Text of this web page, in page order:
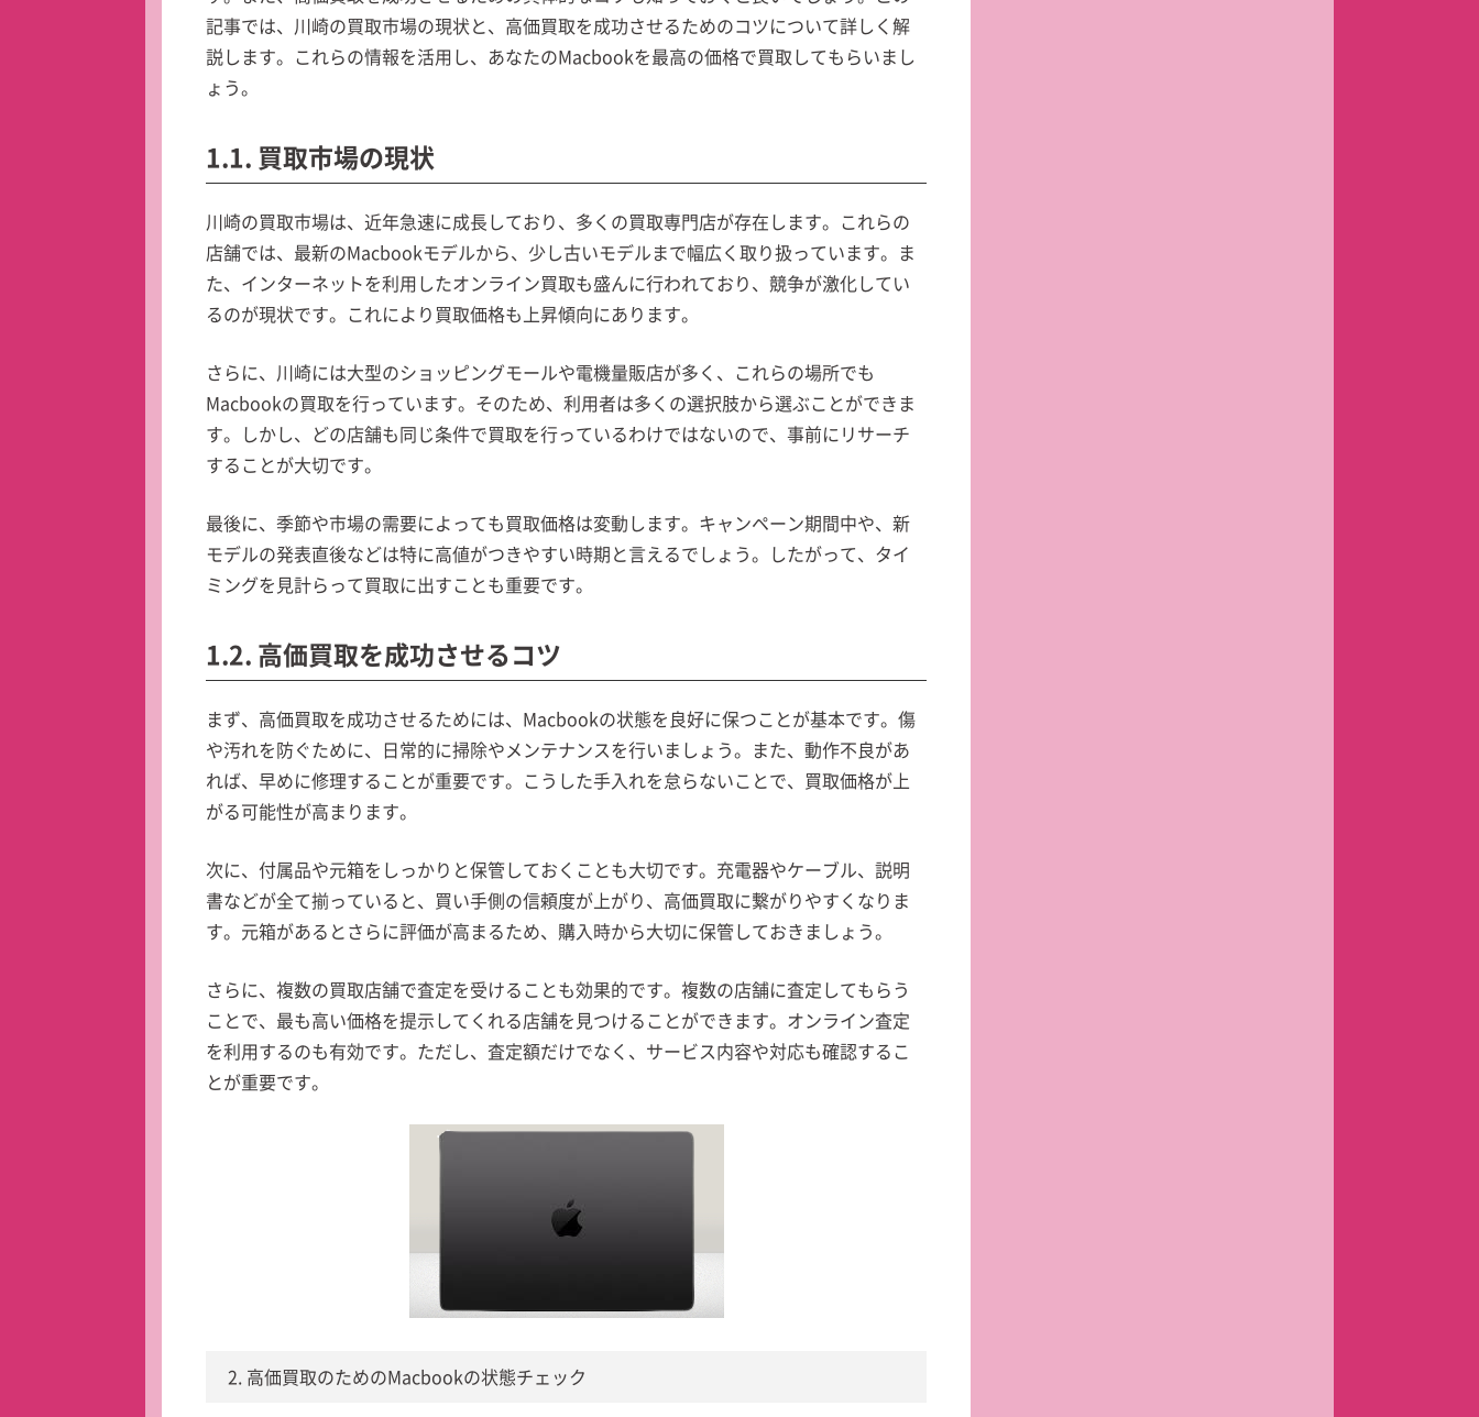
記事では、川崎の買取市場の現状と、高価買取を成功させるためのコツについて詳しく解
説します。これらの情報を活用し、あなたのMacbookを最高の価格で買取してもらいまし
ょう。
1.1. 買取市場の現状
川崎の買取市場は、近年急速に成長しており、多くの買取専門店が存在します。これらの
店舗では、最新のMacbookモデルから、少し古いモデルまで幅広く取り扱っています。ま
た、インターネットを利用したオンライン買取も盛んに行われており、競争が激化してい
るのが現状です。これにより買取価格も上昇傾向にあります。
さらに、川崎には大型のショッピングモールや電機量販店が多く、これらの場所でも
Macbookの買取を行っています。そのため、利用者は多くの選択肢から選ぶことができま
す。しかし、どの店舗も同じ条件で買取を行っているわけではないので、事前にリサーチ
することが大切です。
最後に、季節や市場の需要によっても買取価格は変動します。キャンペーン期間中や、新
モデルの発表直後などは特に高値がつきやすい時期と言えるでしょう。したがって、タイ
ミングを見計らって買取に出すことも重要です。
1.2. 高価買取を成功させるコツ
まず、高価買取を成功させるためには、Macbookの状態を良好に保つことが基本です。傷
や汚れを防ぐために、日常的に掃除やメンテナンスを行いましょう。また、動作不良があ
れば、早めに修理することが重要です。こうした手入れを怠らないことで、買取価格が上
がる可能性が高まります。
次に、付属品や元箱をしっかりと保管しておくことも大切です。充電器やケーブル、説明
書などが全て揃っていると、買い手側の信頼度が上がり、高価買取に繋がりやすくなりま
す。元箱があるとさらに評価が高まるため、購入時から大切に保管しておきましょう。
さらに、複数の買取店舗で査定を受けることも効果的です。複数の店舗に査定してもらう
ことで、最も高い価格を提示してくれる店舗を見つけることができます。オンライン査定
を利用するのも有効です。ただし、査定額だけでなく、サービス内容や対応も確認するこ
とが重要です。
2. 高価買取のためのMacbookの状態チェック